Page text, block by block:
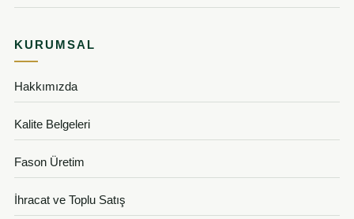
KURUMSAL
Hakkımızda
Kalite Belgeleri
Fason Üretim
İhracat ve Toplu Satış